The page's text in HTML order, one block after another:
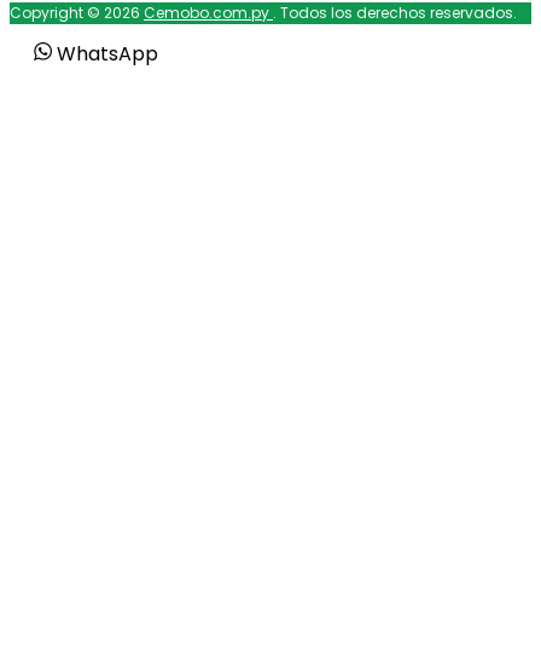
Copyright © 2026 Cemobo.com.py . Todos los derechos reservados.
WhatsApp